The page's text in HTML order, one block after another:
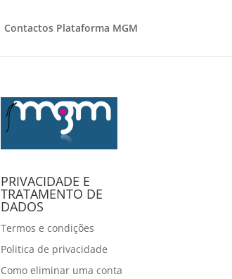
Contactos Plataforma MGM
PRIVACIDADE E
TRATAMENTO DE
DADOS
Termos e condições
Politica de privacidade
Como eliminar uma conta